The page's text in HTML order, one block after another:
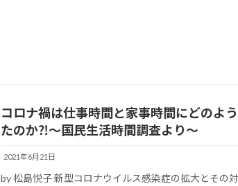
コロナ禍は仕事時間と家事時間にどのよ
たのか⁈～国民生活時間調査より～
2021年6月21日
by 松島悦子 新型コロナウイルス感染症の拡大とその